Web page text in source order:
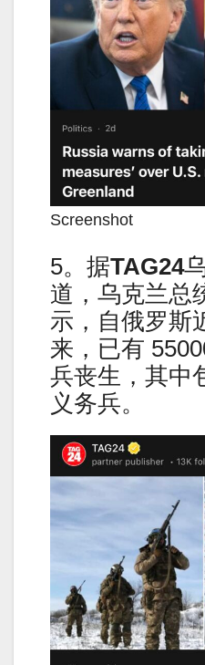
Screenshot
5。据TAG24
道，乌克兰总
示，自俄罗斯
来，已有
兵丧生，其中
义务兵。